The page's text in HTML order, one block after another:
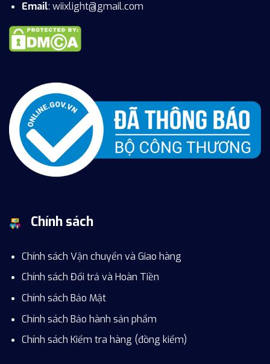
Email: wiixlight@gmail.com
Chính sách
Chính sách Vận chuyển và Giao hàng
Chính sách Đổi trả và Hoàn Tiền
Chính sách Bảo Mật
Chính sách Bảo hành sản phẩm
Chính sách Kiểm tra hàng (đồng kiểm)